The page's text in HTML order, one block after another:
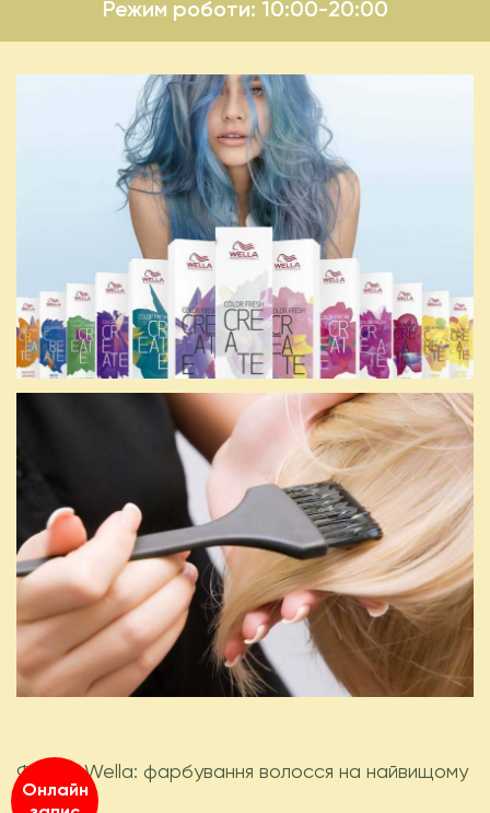
Режим роботи: 10:00-20:00
Фарби Wella: фарбування волосся на найвищому
рівні!
Онлайн